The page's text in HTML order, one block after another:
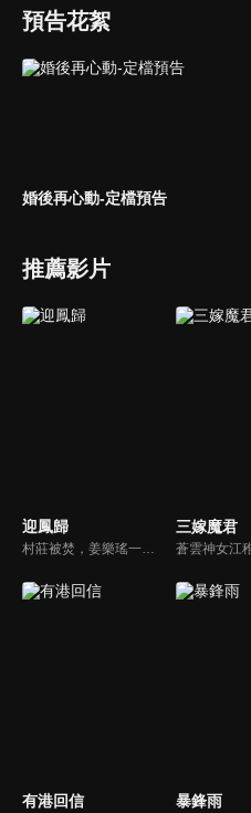
預告花絮
婚後再心動-定檔預告
推薦影片
迎鳳歸 三嫁魔君
有港回信 暴鋒雨